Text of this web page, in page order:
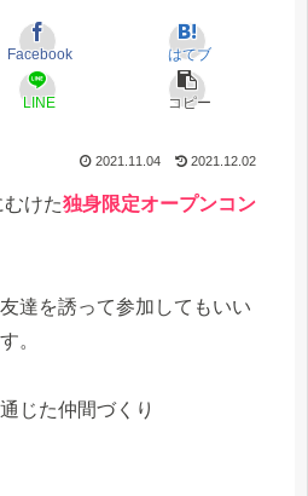
Facebook はてブ
LINE コピー
2021.11.04 2021.12.02
けた独身限定オープンコン
達を誘って参加してもいい
。
じた仲間づくり